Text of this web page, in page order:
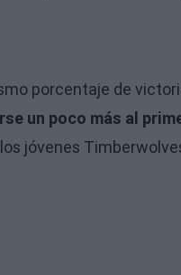
porcentaje de
un poco más al
jóvenes